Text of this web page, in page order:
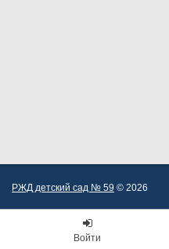
РЖД детский сад № 59 © 2026
Войти